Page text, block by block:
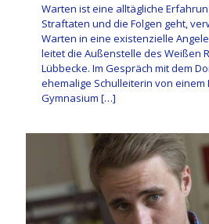
Warten ist eine alltägliche
Straftaten und die Folgen geht,
Warten in eine existenzielle
leitet die Außenstelle des Weißen
Lübbecke. Im Gespräch mit dem
ehemalige Schulleiterin von einem
Gymnasium […]